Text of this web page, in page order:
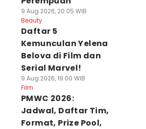
9 Aug 2026, 20:05 WIB
Beauty
Daftar 5
Kemunculan Yelena
Belova di Film dan
Serial Marvel!
9 Aug 2026, 19:00 WIB
Film
PMWC 2026:
Jadwal, Daftar Tim,
Format, Prize Pool,